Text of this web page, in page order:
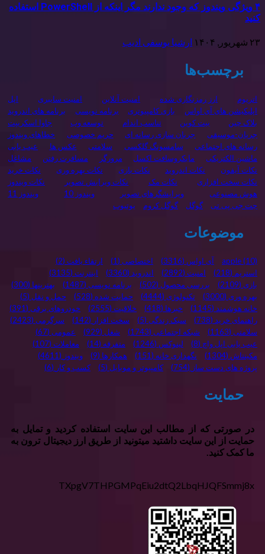
۴ ویژگی ویندوز که وجود ندارند مگر اینکه از PowerShell استفاده
کنید
۲۳ شهریور, ۱۴۰۴ ارشیا یوسفی ادیب
برچسب‌ها
اتریوم ارز رمزنگاری شده امنیت آنلاین امنیت سایبری
اپل
اپلیکیشن های آی اواس
بازی کامپیوتری برنامه نويسی
برنامه های اندروید
بلاک چین
بیت کوین تناسب اندام توسعه وب
جاوا اسکریپت
جریان-موسیقی
جریان سازی رسانه ای حریم خصوصی
خطاهای ویندوز
رسانه های اجتماعی
سامسونگ گلکسی سلامتی عکس ها
عیب یابی
ماشین الکتریکی
مایکروسافت اکسل مرورگر مسافرت رفتن
مشاغل
نکات آیفون
نکات اندروید نکات بازی نکات بهره وری
نکات خرید
نکات سخت افزاری
نکات مک نکات ویرایش تصویر
نکات ویندوز
هوش مصنوعی
ویرایشگرهای تصویر ویندوز 10
ویندوز 11
چت جی پی تی
گوگل گوگل کروم یوتیوب
موضوعات
apple(10) آی اواس (3316) اختصاصی (1) ارتقاء یافت (2)
استریم (218) امنیت (2892) اندروید (3360) اینترنت (3135)
بازی (2109) بررسی محصول (502) برنامه نویسی (1487) بهترینها (300)
بهره وری (3000) تکنولوژی (4444) حمایت شده (528) حمل و نقل (5)
خانه هوشمند (1145) خبرها (418) خلاقیت (2555) خودروهای برقی (391)
راهنمای خرید (738) سبک زندگی (5) سخت افزار (142) سرگرمی (2423)
سلامتی (1163) شبکه اجتماعی (1743) شغل (929) عمومی (67)
عیب یابی اپل واچ (8) لینوکس (1246) متفرقه (14) معاملات (107)
مکینتاش (1304) نگهداری خانه (151) همکارها (9) ویندوز (4611)
پروژه های دست ساز (754) کامپیوتر و موبایل (5) کسب و کار (6)
حمایت
در صورتی که از مطالب این سایت استفاده کردید و تمایل به
حمایت از این سایت داشتید میتونید از طریق ارز دیجیتال ترون به
ما کمک کنید.
TXpgV7THPGMPqEiu2dtQ2LbqHJQFSmmj8x